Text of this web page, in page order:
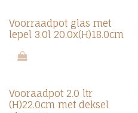
Voorraadpot glas met
lepel 3.0l 20.0x(H)18.0cm
Vooraadpot 2.0 ltr
(H)22.0cm met deksel